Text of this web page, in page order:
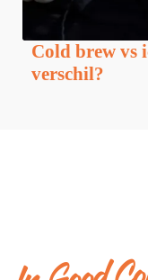
Cold brew vs
verschil?